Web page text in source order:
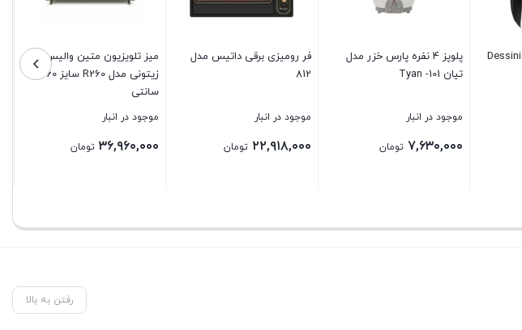
پلوپز 4 نفره پارس خزر مدل
تيان 101- Tyan
موجود در انبار
۷,۶۳۰,۰۰۰ تومان
فر روميزی برقی داتیس مدل
812
موجود در انبار
۲۲,۹۱۸,۰۰۰ تومان
میز تلویزیون متین والیس و
زیتونی مدل R260 سايز 160
سانتی
موجود در انبار
۳۶,۹۶۰,۰۰۰ تومان
رفتن به بالا